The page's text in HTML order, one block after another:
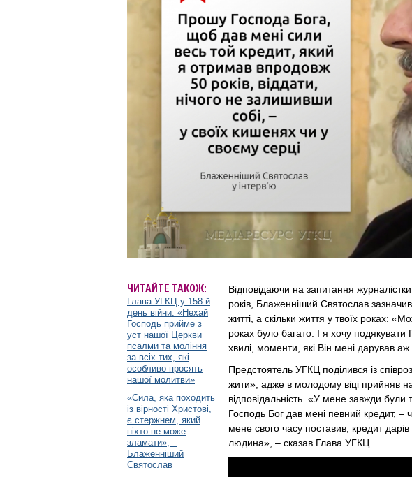
ЧИТАЙТЕ ТАКОЖ:
Глава УГКЦ у 158-й
день війни: «Нехай
Господь прийме з
уст нашої Церкви
псалми та моління
за всіх тих, які
особливо просять
нашої молитви»
«Сила, яка походить
із вірності Христові,
є стержнем, який
ніхто не може
зламати», –
Блаженніший
Святослав
Відповідаючи на запитання
років, Блаженніший Святослав
житті, а скільки життя у твоїх роках:
роках було багато. І я хочу подякувати
хвилі, моменти, які Він мені дарував аж
Предстоятель УГКЦ поділився із
жити», адже в молодому віці прийняв на
відповідальність. «У мене завжди
Господь Бог дав мені певний кредит, –
мене свого часу поставив, кредит
людина», – сказав Глава УГКЦ.